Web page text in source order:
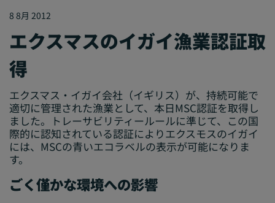
8 8月 2012
エクスマスのイガイ漁業認証取
得
エクスマス・イガイ会社（イギリス）が、持続可能で
適切に管理された漁業として、本日MSC認証を取得し
ました。トレーサビリティールールに準じて、この国
際的に認知されている認証によりエクスモスのイガイ
には、MSCの青いエコラベルの表示が可能になりま
す。
ごく僅かな環境への影響